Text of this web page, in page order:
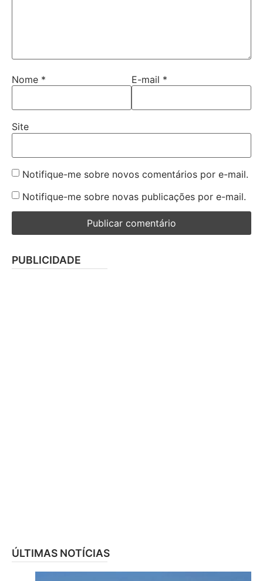
Nome * E-mail *
Site
Notifique-me sobre novos comentários por e-mail.
Notifique-me sobre novas publicações por e-mail.
PUBLICIDADE
ÚLTIMAS NOTÍCIAS